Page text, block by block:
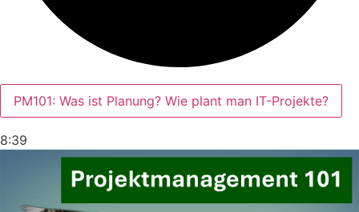
PM101: Was ist Planung? Wie plant man IT-Projekte?
8:39